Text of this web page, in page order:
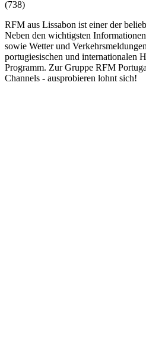
(738)
RFM aus Lissabon ist einer der
Neben den wichtigsten
sowie Wetter und
portugiesischen und internationalen
Programm. Zur Gruppe RFM
Channels - ausprobieren lohnt sich!